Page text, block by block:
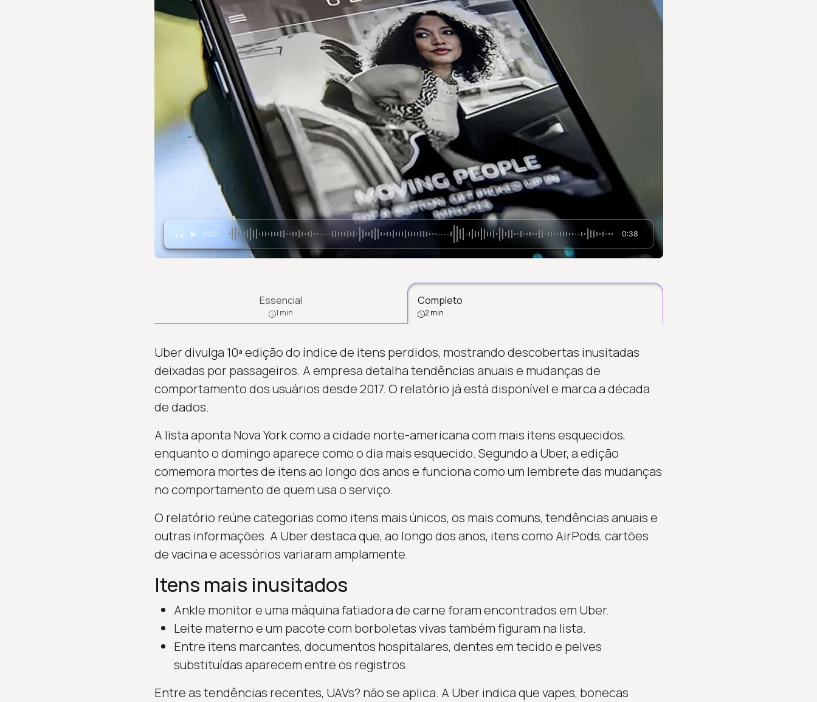
0:00 0:38
Essencial
1 min
Completo
2 min
Uber divulga 10ª edição do índice de itens perdidos, mostrando descobertas inusitadas
deixadas por passageiros. A empresa detalha tendências anuais e mudanças de
comportamento dos usuários desde 2017. O relatório já está disponível e marca a década
de dados.
A lista aponta Nova York como a cidade norte-americana com mais itens esquecidos,
enquanto o domingo aparece como o dia mais esquecido. Segundo a Uber, a edição
comemora mortes de itens ao longo dos anos e funciona como um lembrete das mudanças
no comportamento de quem usa o serviço.
O relatório reúne categorias como itens mais únicos, os mais comuns, tendências anuais e
outras informações. A Uber destaca que, ao longo dos anos, itens como AirPods, cartões
de vacina e acessórios variaram amplamente.
Itens mais inusitados
Ankle monitor e uma máquina fatiadora de carne foram encontrados em Uber.
Leite materno e um pacote com borboletas vivas também figuram na lista.
Entre itens marcantes, documentos hospitalares, dentes em tecido e pelves
substituídas aparecem entre os registros.
Entre as tendências recentes, UAVs? não se aplica. A Uber indica que vapes, bonecas